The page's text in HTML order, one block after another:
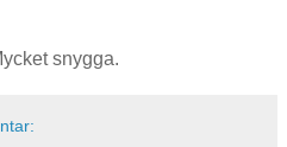
snygga.